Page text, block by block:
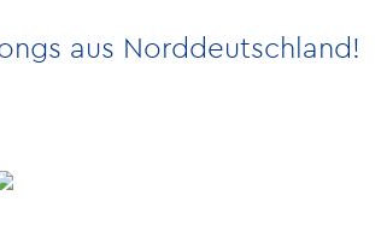
aus Norddeutschland!